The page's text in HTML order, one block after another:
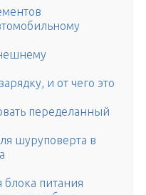
и от чего это
переделанный
шуруповерта в
питания